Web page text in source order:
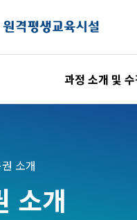
과정 소개 및
소개
소개